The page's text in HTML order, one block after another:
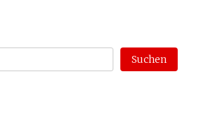
Suchen